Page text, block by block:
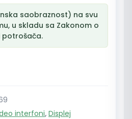
saobraznost) na svu
u skladu sa Zakonom o
potrošača.
interfoni, Displej